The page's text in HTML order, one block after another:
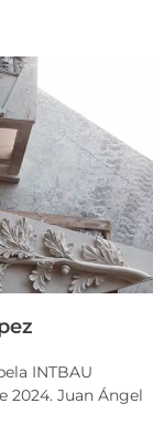
INTBAU
2024. Juan Ángel